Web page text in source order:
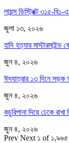
লায়ন্স ডিস্ট্রিক্ট ৩১৫-
জুলা ১৩, ২০২৬
হাদি হত্যার মাস্টারমাইন্ড
জুন ৪, ২০২৬
ঈদযাত্রার ১৩ দিনে সড়ক
জুন ৪, ২০২৬
কচুরিপানা দিয়ে ঢেকে
জুন ৪, ২০২৬
Prev Next ১ of ১,৯৬৫